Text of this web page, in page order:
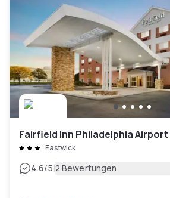
Fairfield Inn Philadelphia Airport
Eastwick
4.6/5|2 Bewertungen